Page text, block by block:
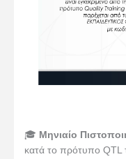
🎓 Μηνιαίο
κατά το πρότυπο QTL